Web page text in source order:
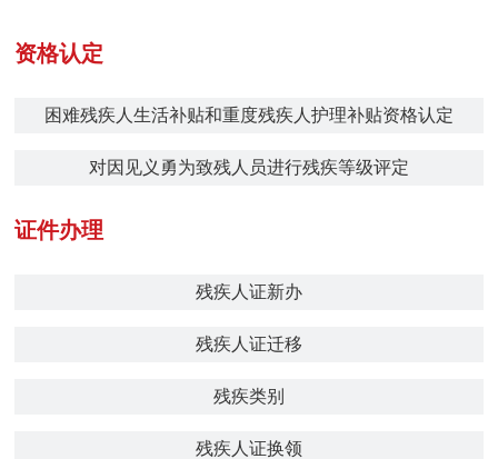
资格认定
困难残疾人生活补贴和重度残疾人护理补贴资格认定
对因见义勇为致残人员进行残疾等级评定
证件办理
残疾人证新办
残疾人证迁移
残疾类别
残疾人证换领